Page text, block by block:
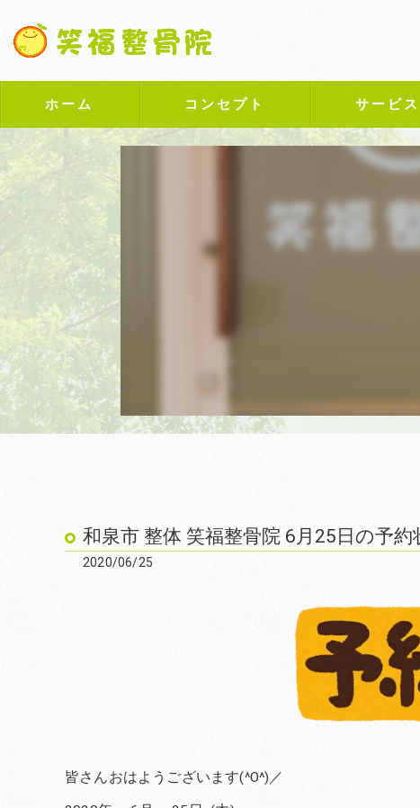
ホーム コンセプト サービス
和泉市 整体 笑福整骨院 6月25日の予約
2020/06/25
皆さんおはようございます(^O^)／